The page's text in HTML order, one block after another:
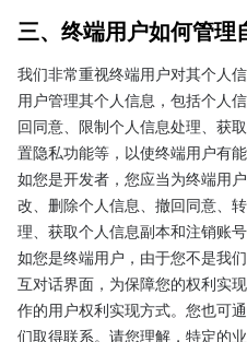
三、终端用户如何管理
我们非常重视终端用户对其个人
用户管理其个人信息，包括个人
回同意、限制个人信息处理、获
置隐私功能等，以使终端用户有
如您是开发者，您应当为终端用
改、删除个人信息、撤回同意、
理、获取个人信息副本和注销账号
如您是终端用户，由于您不是我
互对话界面，为保障您的权利实
作的用户权利实现方式。您也可
们取得联系。请您理解，特定的